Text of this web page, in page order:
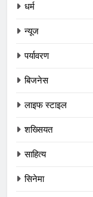
धर्म
न्यूज
पर्यावरण
बिजनेस
लाइफ स्टाइल
शख्सियत
साहित्य
सिनेमा